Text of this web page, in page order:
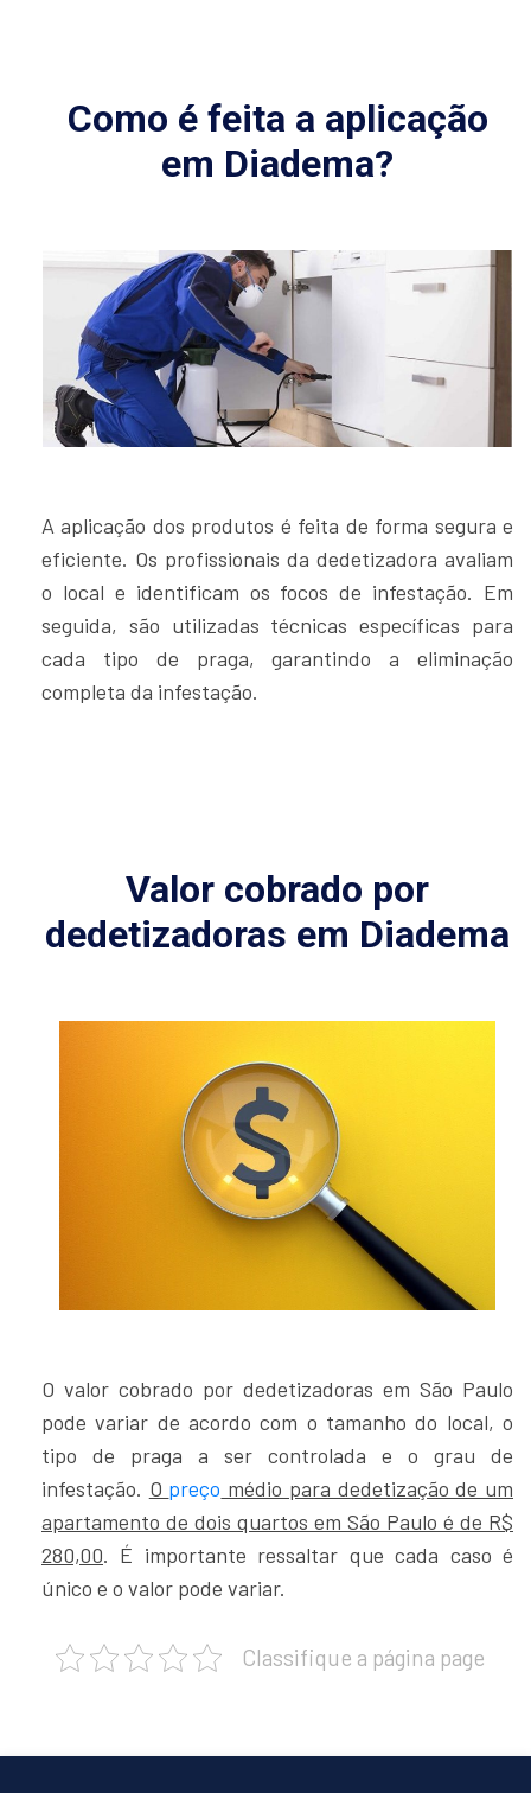
Como é feita a aplicação
em Diadema?
A aplicação dos produtos é feita de forma segura e
eficiente. Os profissionais da dedetizadora avaliam
o local e identificam os focos de infestação. Em
seguida, são utilizadas técnicas específicas para
cada tipo de praga, garantindo a eliminação
completa da infestação.
Valor cobrado por
dedetizadoras em Diadema
O valor cobrado por dedetizadoras em São Paulo
pode variar de acordo com o tamanho do local, o
tipo de praga a ser controlada e o grau de
infestação. O preço médio para dedetização de um
apartamento de dois quartos em São Paulo é de R$
280,00. É importante ressaltar que cada caso é
único e o valor pode variar.
Classifique a página page